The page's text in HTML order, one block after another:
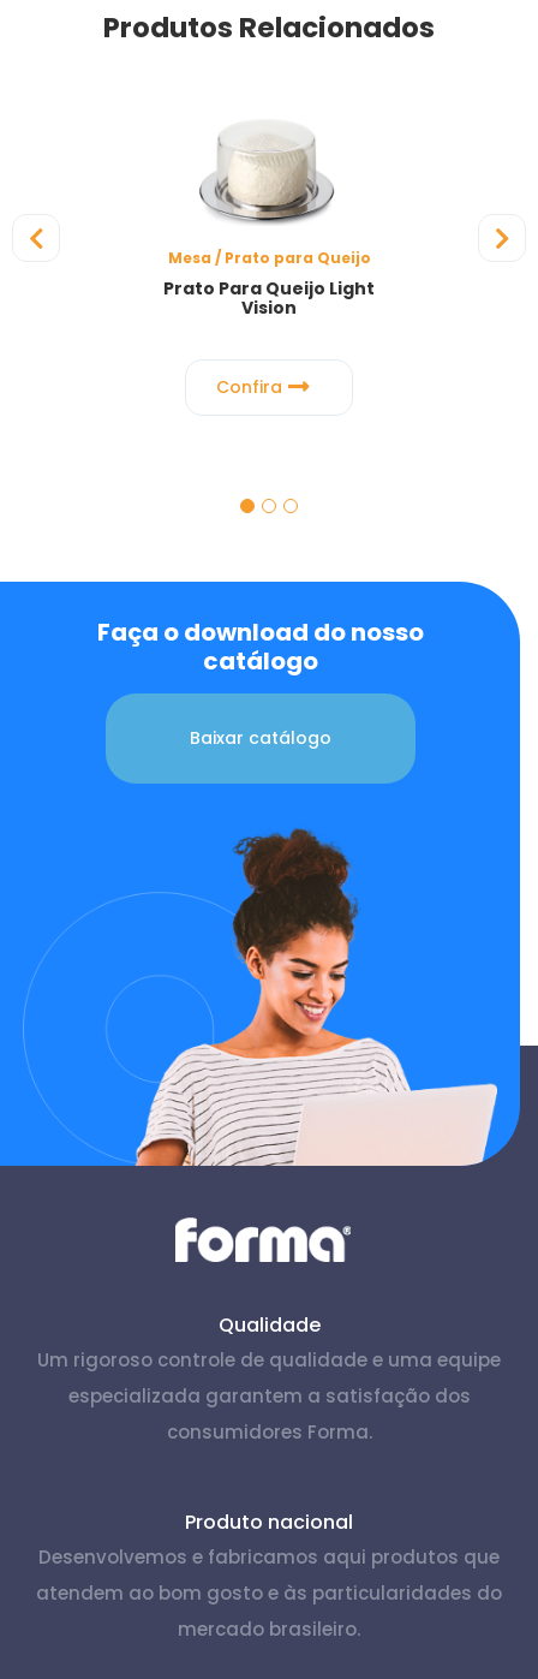
Produtos Relacionados
Mesa / Prato para Queijo
Prato Para Queijo Light
Vision
Confira
Faça o download do nosso
catálogo
Baixar catálogo
Qualidade
Um rigoroso controle de qualidade e uma equipe
especializada garantem a satisfação dos
consumidores Forma.
Produto nacional
Desenvolvemos e fabricamos aqui produtos que
atendem ao bom gosto e às particularidades do
mercado brasileiro.